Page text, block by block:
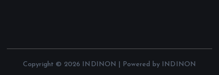
Copyright © 2026 INDINON | Powered by INDINON